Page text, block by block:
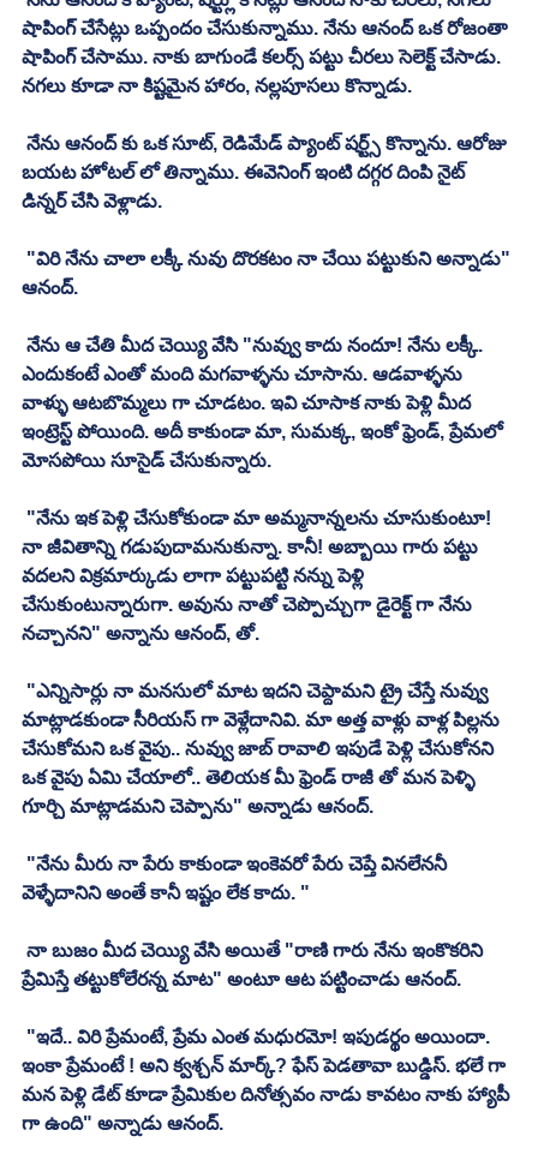
షాపింగ్ చేసేట్లు ఒప్పందం చేసుకున్నాము. నేను ఆనంద్ ఒక రోజంతా
షాపింగ్ చేసాము. నాకు బాగుండే కలర్స్ పట్టు చీరలు సెలెక్ట్ చేసాడు.
నగలు కూడా నా కిష్టమైన హారం, నల్లపూసలు కొన్నాడు.
బయట హోటల్ లో తిన్నాము. ఈవెనింగ్ ఇంటి దగ్గర దింపి నైట్
డిన్నర్ చేసి వెళ్లాడు.
ఆనంద్.
ఎందుకంటే ఎంతో మంది మగవాళ్ళను చూసాను. ఆడవాళ్ళను
వాళ్ళు ఆటబొమ్మలు గా చూడటం. ఇవి చూసాక నాకు పెళ్లి మీద
ఇంట్రెస్ట్ పోయింది. అదీ కాకుండా మా, సుమక్క, ఇంకో ఫ్రెండ్, ప్రేమలో
మోసపోయి సూసైడ్ చేసుకున్నారు.
నా జీవితాన్ని గడుపుదామనుకున్నా. కానీ! అబ్బాయి గారు పట్టు
వదలని విక్రమార్కుడు లాగా పట్టుపట్టి నన్ను పెళ్లి
చేసుకుంటున్నారుగా. అవును నాతో చెప్పొచ్చుగా డైరెక్ట్ గా నేను
నచ్చానని" అన్నాను ఆనంద్, తో.
మాట్లాడకుండా సీరియస్ గా వెళ్లేదానివి. మా అత్త వాళ్లు వాళ్ల పిల్లను
చేసుకోమని ఒక వైపు.. నువ్వు జాబ్ రావాలి ఇపుడే పెళ్లి చేసుకోనని
ఒక వైపు ఏమి చేయాలో.. తెలియక మీ ఫ్రెండ్ రాజీ తో మన పెళ్ళి
గూర్చి మాట్లాడమని చెప్పాను" అన్నాడు ఆనంద్.
వెళ్ళేదానిని అంతే కానీ ఇష్టం లేక కాదు. "
ప్రేమిస్తే తట్టుకోలేరన్న మాట" అంటూ ఆట పట్టించాడు ఆనంద్.
ఇంకా ప్రేమంటే ! అని క్వశ్చన్ మార్క్? ఫేస్ పెడతావా బుడ్డిస్. భలే గా
మన పెళ్లి డేట్ కూడా ప్రేమికుల దినోత్సవం నాడు కావటం నాకు హ్యాపీ
గా ఉంది" అన్నాడు ఆనంద్.